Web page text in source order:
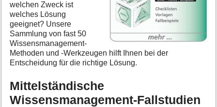
welchen Zweck ist
welches Lösung
geeignet? Unsere
Sammlung von fast 50
Wissensmanagement-
Methoden und -Werkzeugen hilft Ihnen bei der
Entscheidung für die richtige Lösung.
Mittelständische
Wissensmanagement-Fallstudien